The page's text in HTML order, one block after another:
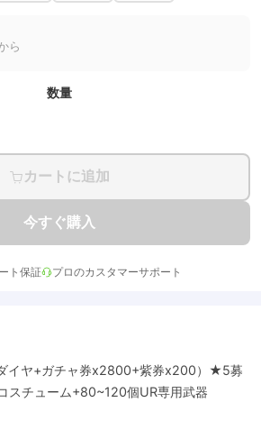
ら
数量
カートに追加
今すぐ購入
ト保証 プロのカスタマーサポート
イヤ+ガチャ券x2800+紫券x200）★5募
チューム+80~120個UR専用武器